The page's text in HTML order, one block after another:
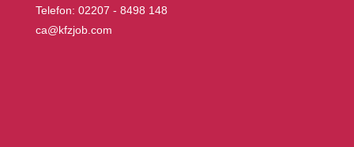
Telefon: 02207 - 8498 148
ca@kfzjob.com